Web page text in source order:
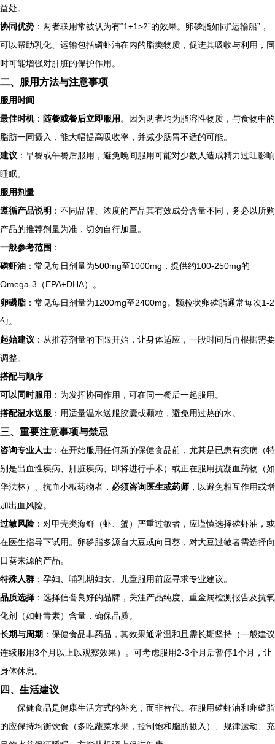
益处。
协同优势 ：两者联用常被认为有“1+1>2”的效果。卵磷脂如同“运输船”，
可以帮助乳化、运输包括磷虾油在内的脂类物质，促进其吸收与利用，同
时可能增强对肝脏的保护作用。
二、服用方法与注意事项
服用时间
最佳时机： 随餐或餐后立即服用 。因为两者均为脂溶性物质，与食物中的
脂肪一同摄入，能大幅提高吸收率，并减少肠胃不适的可能。
建议 ：早餐或午餐后服用，避免晚间服用可能对少数人造成精力过旺影响
睡眠。
服用剂量
遵循产品说明 ：不同品牌、浓度的产品其有效成分含量不同，务必以所购
产品的推荐剂量为准，切勿自行加量。
一般参考范围 ：
磷虾油 ：常见每日剂量为500mg至1000mg，提供约100-250mg的
Omega-3（EPA+DHA）。
卵磷脂 ：常见每日剂量为1200mg至2400mg。颗粒状卵磷脂通常每次1-2
勺。
起始建议 ：从推荐剂量的下限开始，让身体适应，一段时间后再根据需要
调整。
搭配与顺序
可以同时服用 ：为发挥协同作用，可在同一餐后一起服用。
搭配温水送服 ：用适量温水送服胶囊或颗粒，避免用过热的水。
三、重要注意事项与禁忌
咨询专业人士 ：在开始服用任何新的保健食品前，尤其是已患有疾病（特
别是出血性疾病、肝脏疾病、即将进行手术）或正在服用抗凝血药物（如
华法林）、抗血小板药物者， 必须咨询医生或药师 ，以避免相互作用或增
加出血风险。
过敏风险 ：对甲壳类海鲜（虾、蟹）严重过敏者，应谨慎选择磷虾油，或
在医生指导下试用。卵磷脂多源自大豆或向日葵，对大豆过敏者需选择向
日葵来源的产品。
特殊人群 ：孕妇、哺乳期妇女、儿童服用前应寻求专业建议。
品质选择 ：选择信誉良好的品牌，关注产品纯度、重金属检测报告及抗氧
化剂（如虾青素）含量，确保品质。
长期与周期 ：保健食品非药品，其效果通常温和且需长期坚持（一般建议
连续服用3个月以上以观察效果）。可考虑服用2-3个月后暂停1个月，让
身体休息。
四、生活建议
保健食品是健康生活方式的补充，而非替代。在服用磷虾油和卵磷脂
的应保持均衡饮食（多吃蔬菜水果，控制饱和脂肪摄入）、规律运动、充